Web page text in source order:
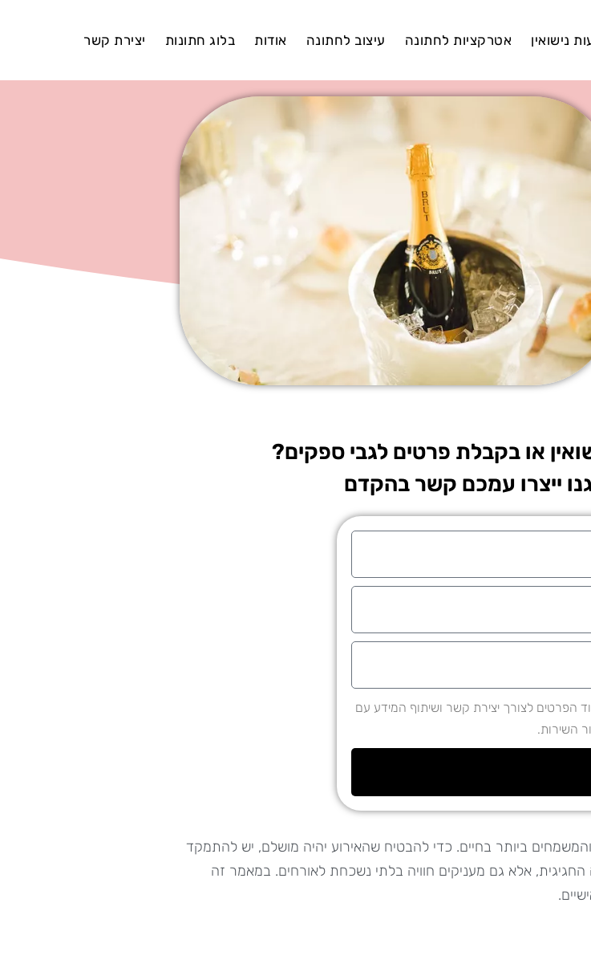
נישואין אטרקציות לחתונה עיצוב לחתונה אודות בלוג חתונות יצירת קשר
או בקבלת פרטים לגבי ספקים?
ייצרו עמכם קשר בהקדם
הפרטים לצורך יצירת קשר ושיתוף המידע עם
ביותר בחיים. כדי להבטיח שהאירוע יהיה מושלם, יש להתמקד
החגיגית, אלא גם מעניקים חוויה בלתי נשכחת לאורחים. במאמר זה